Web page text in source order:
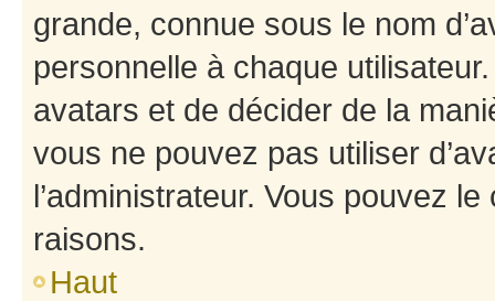
grande, connue sous le nom
personnelle à chaque utilisateur.
avatars et de décider de la
vous ne pouvez pas utiliser
l’administrateur. Vous pouvez
raisons.
Haut